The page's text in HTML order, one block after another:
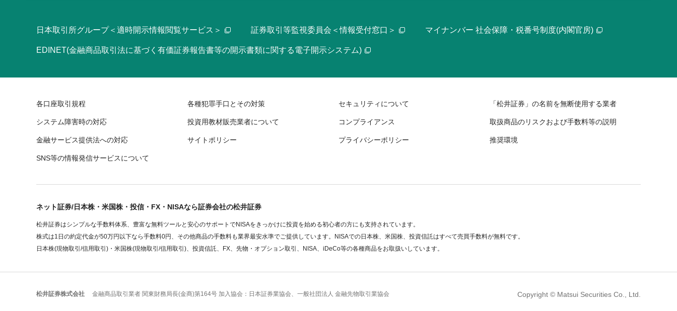
日本取引所グループ＜適時開示情報閲覧サービス＞ 証券取引等監視委員会＜情報受付窓口＞ マイナンバー 社会保障・税番号制度(内閣官房)
EDINET(金融商品取引法に基づく有価証券報告書等の開示書類に関する電子開示システム)
各口座取引規程 各種犯罪手口とその対策 セキュリティについて 「松井証券」の名前を無断使用する業者
システム障害時の対応 投資用教材販売業者について コンプライアンス 取扱商品のリスクおよび手数料等の説明
金融サービス提供法への対応 サイトポリシー プライバシーポリシー 推奨環境
SNS等の情報発信サービスについて
ネット証券/日本株・米国株・投信・FX・NISAなら証券会社の松井証券
松井証券はシンプルな手数料体系、豊富な無料ツールと安心のサポートでNISAをきっかけに投資を始める初心者の方にも支持されています。
株式は1日の約定代金が50万円以下なら手数料0円、その他商品の手数料も業界最安水準でご提供しています。NISAでの日本株、米国株、投資信託はすべて売買手数料が無料です。
日本株(現物取引/信用取引)・米国株(現物取引/信用取引)、投資信託、FX、先物・オプション取引、NISA、iDeCo等の各種商品をお取扱いしています。
松井証券株式会社 金融商品取引業者 関東財務局長(金商)第164号 加入協会：日本証券業協会、一般社団法人 金融先物取引業協会 Copyright © Matsui Securities Co., Ltd.